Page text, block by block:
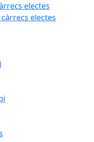
electes
electes